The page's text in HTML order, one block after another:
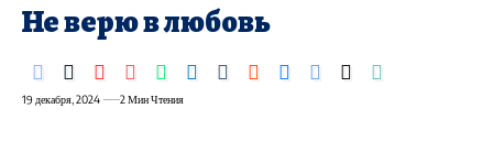
Не верю в любовь
19 декабря, 2024 2 Мин Чтения